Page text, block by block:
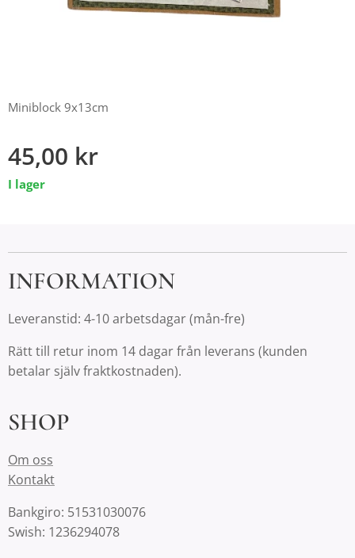
Miniblock 9x13cm
45,00 kr
I lager
INFORMATION
Leveranstid: 4-10 arbetsdagar (mån-fre)
Rätt till retur inom 14 dagar från leverans (kunden
betalar själv fraktkostnaden).
SHOP
Om oss
Kontakt
Bankgiro: 51531030076
Swish: 1236294078